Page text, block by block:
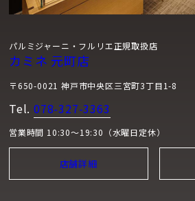
パルミジャーニ・フルリエ正規取扱店
カミネ 元町店
〒650-0021 神戸市中央区三宮町3丁目1-8
Tel. 078-327-3363
営業時間 10:30～19:30（水曜日定休）
店舗詳細